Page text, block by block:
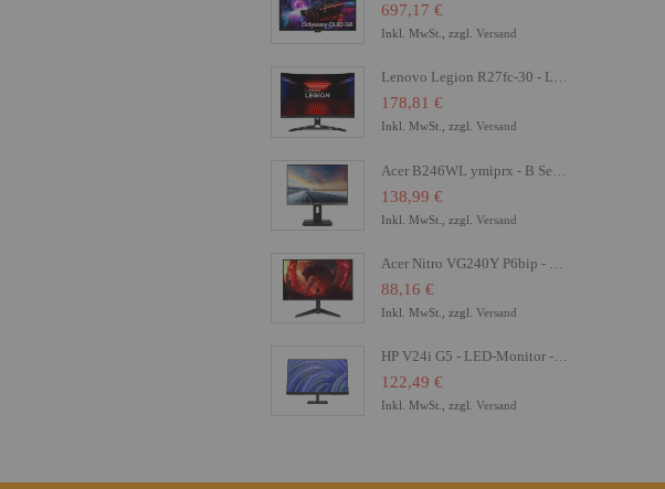
697,17 €
Inkl. MwSt., zzgl. Versand
Lenovo Legion R27fc-30 - LED-Monitor - Gaming - gebogen - 68.6 cm (27")
178,81 €
Inkl. MwSt., zzgl. Versand
138,99 €
Inkl. MwSt., zzgl. Versand
88,16 €
Inkl. MwSt., zzgl. Versand
HP V24i G5 - LED-Monitor - 61 cm (24") (23.8" sichtbar) - 1920 x 1080 Full HD (1080p)
122,49 €
Inkl. MwSt., zzgl. Versand